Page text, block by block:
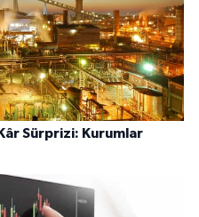
Sürprizi: Kurumlar